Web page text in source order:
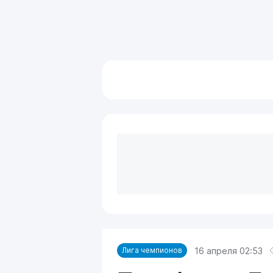
Лига чемпионов 16 апреля 02:53